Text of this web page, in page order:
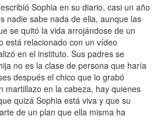
Sophia en su diario, casi un año
nadie sabe nada de ella, aunque las
se quitó la vida arrojándose de un
está relacionado con un vídeo
en el instituto. Sus padres se
no es la clase de persona que haría
después el chico que lo grabó
martillazo en la cabeza, hay quienes
quizá Sophia está viva y que su
de un plan que ella misma ha